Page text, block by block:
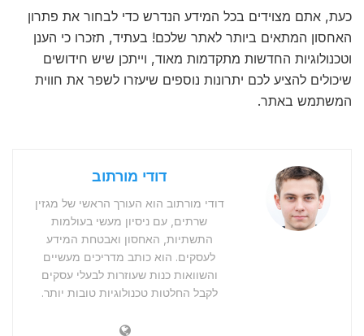
כעת, אתם מצוידים בכל המידע הנדרש כדי לבחור את פתרון
האחסון המתאים ביותר לאתר שלכם! בעתיד, תזכרו כי הענן
וטכנולוגיות החדשות מתקדמות מאוד, וייתכן שיש חידושים
שיכולים להציע לכם יתרונות נוספים שיעזרו לשפר את חווית
המשתמש באתר.
דודי מורתוב
דודי מורתוב הוא העורך הראשי של מגזין
שרתים, עם ניסיון מעשי בעולמות
התשתיות, האחסון ואבטחת המידע
לעסקים. הוא כותב מדריכים מעשיים
והשוואות כנות שעוזרות לבעלי עסקים
לקבל החלטות טכנולוגיות טובות יותר.